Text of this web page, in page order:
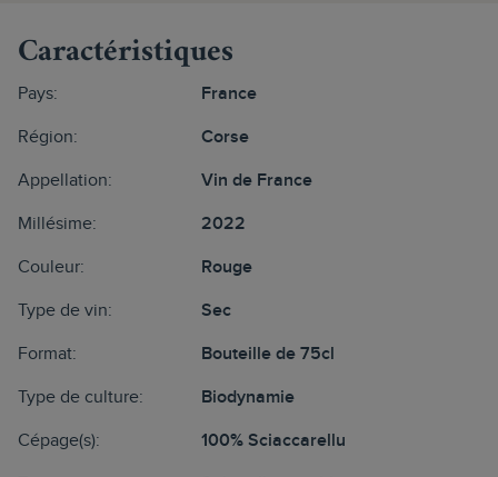
Caractéristiques
Pays: France
Région: Corse
Appellation: Vin de France
Millésime: 2022
Couleur: Rouge
Type de vin: Sec
Format: Bouteille de 75cl
Type de culture: Biodynamie
Cépage(s): 100% Sciaccarellu